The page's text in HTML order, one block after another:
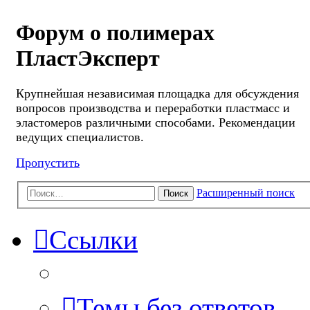
Форум о полимерах
ПластЭксперт
Крупнейшая независимая площадка для обсуждения
вопросов производства и переработки пластмасс и
эластомеров различными способами. Рекомендации
ведущих специалистов.
Пропустить
Поиск Расширенный поиск
Ссылки